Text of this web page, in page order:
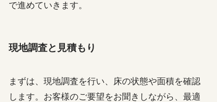
で進めていきます。
現地調査と見積もり
まずは、現地調査を行い、床の状態や面積を確認
します。お客様のご要望をお聞きしながら、最適